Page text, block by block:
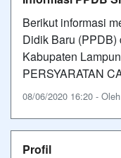
Berikut informasi
Didik Baru
Kabupaten
PERSYARATAN
08/06/2020 16:20 -
Profil